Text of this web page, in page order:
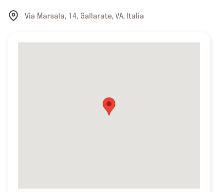
Via Marsala, 14, Gallarate, VA, Italia